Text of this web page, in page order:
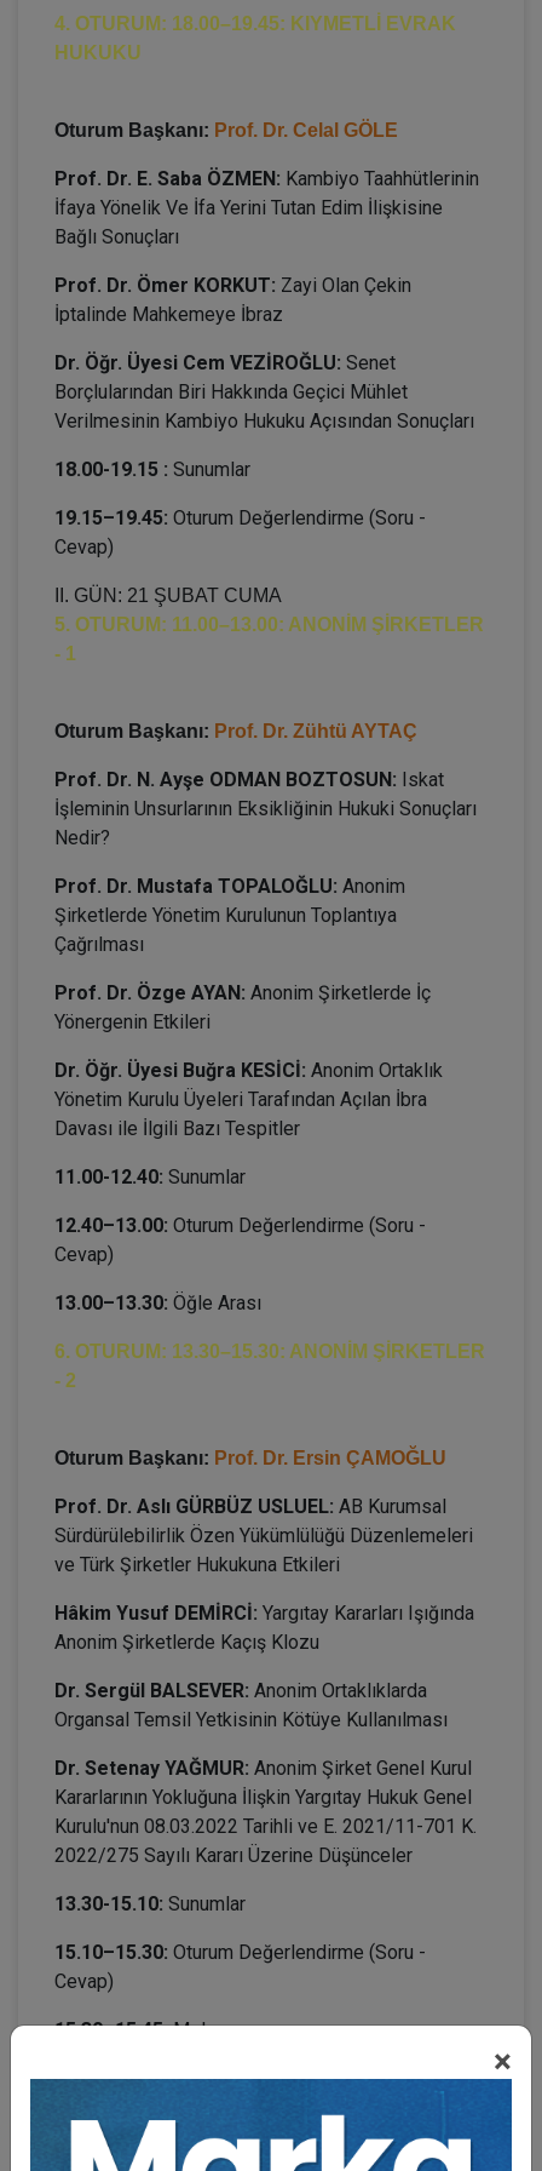
×
4. OTURUM: 18.00–19.45: KIYMETLİ EVRAK
HUKUKU
Oturum Başkanı: Prof. Dr. Celal GÖLE
Prof. Dr. E. Saba ÖZMEN: Kambiyo Taahhütlerinin
İfaya Yönelik Ve İfa Yerini Tutan Edim İlişkisine
Bağlı Sonuçları
Prof. Dr. Ömer KORKUT: Zayi Olan Çekin
İptalinde Mahkemeye İbraz
Dr. Öğr. Üyesi Cem VEZİROĞLU: Senet
Borçlularından Biri Hakkında Geçici Mühlet
Verilmesinin Kambiyo Hukuku Açısından Sonuçları
18.00-19.15 : Sunumlar
19.15–19.45: Oturum Değerlendirme (Soru -
Cevap)
II. GÜN: 21 ŞUBAT CUMA
5. OTURUM: 11.00–13.00: ANONİM ŞİRKETLER
- 1
Oturum Başkanı: Prof. Dr. Zühtü AYTAÇ
Prof. Dr. N. Ayşe ODMAN BOZTOSUN: Iskat
İşleminin Unsurlarının Eksikliğinin Hukuki Sonuçları
Nedir?
Prof. Dr. Mustafa TOPALOĞLU: Anonim
Şirketlerde Yönetim Kurulunun Toplantıya
Çağrılması
Prof. Dr. Özge AYAN: Anonim Şirketlerde İç
Yönergenin Etkileri
Dr. Öğr. Üyesi Buğra KESİCİ: Anonim Ortaklık
Yönetim Kurulu Üyeleri Tarafından Açılan İbra
Davası ile İlgili Bazı Tespitler
11.00-12.40: Sunumlar
12.40–13.00: Oturum Değerlendirme (Soru -
Cevap)
13.00–13.30: Öğle Arası
6. OTURUM: 13.30–15.30: ANONİM ŞİRKETLER
- 2
Oturum Başkanı: Prof. Dr. Ersin ÇAMOĞLU
Prof. Dr. Aslı GÜRBÜZ USLUEL: AB Kurumsal
Sürdürülebilirlik Özen Yükümlülüğü Düzenlemeleri
ve Türk Şirketler Hukukuna Etkileri
Hâkim Yusuf DEMİRCİ: Yargıtay Kararları Işığında
Anonim Şirketlerde Kaçış Klozu
Dr. Sergül BALSEVER: Anonim Ortaklıklarda
Organsal Temsil Yetkisinin Kötüye Kullanılması
Dr. Setenay YAĞMUR: Anonim Şirket Genel Kurul
Kararlarının Yokluğuna İlişkin Yargıtay Hukuk Genel
Kurulu'nun 08.03.2022 Tarihli ve E. 2021/11-701 K.
2022/275 Sayılı Kararı Üzerine Düşünceler
13.30-15.10: Sunumlar
15.10–15.30: Oturum Değerlendirme (Soru -
Cevap)
15.30–15.45:Mola
7. OTURUM: 15.45–17.15: ANONİM ŞİRKETLER